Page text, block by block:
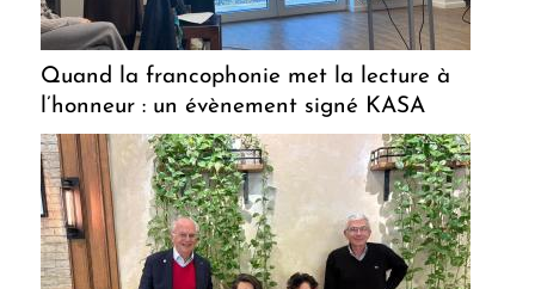
Quand la francophonie met la lecture à
l’honneur : un évènement signé KASA